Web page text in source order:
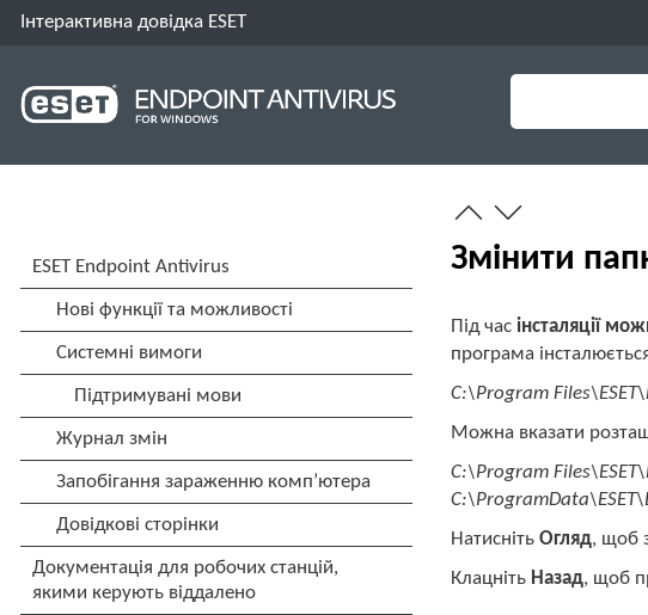
Інтерактивна довідка ESET
Змінити
Під час інсталяції
програма
C:\Program
Можна вказати
C:\Program
НатиснітьОгляд, щоб
Клацніть Назад, щоб